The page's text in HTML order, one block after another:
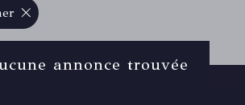
l'immo pro
annonce trouvée